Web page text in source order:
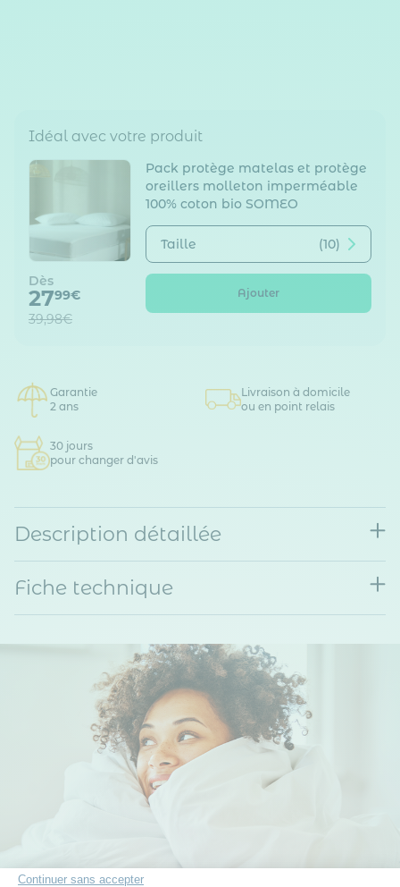
Continuer sans accepter
Idéal avec votre produit
Pack protège matelas et protège
oreillers molleton imperméable
100% coton bio SOMEO
Taille (10)
Dès
2799€
39,98€
Ajouter
Garantie
2 ans
Livraison à domicile
ou en point relais
30 jours
pour changer d'avis
Description détaillée
Fiche technique